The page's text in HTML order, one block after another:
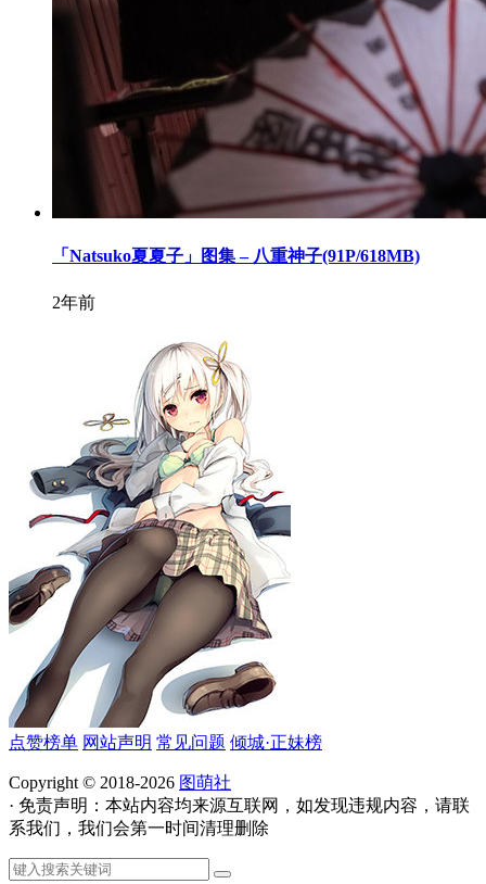
「Natsuko夏夏子」图集 – 八重神子(91P/618MB)
2年前
点赞榜单 网站声明 常见问题 倾城·正妹榜
Copyright © 2018-2026 图萌社
· 免责声明：本站内容均来源互联网，如发现违规内容，请联
系我们，我们会第一时间清理删除